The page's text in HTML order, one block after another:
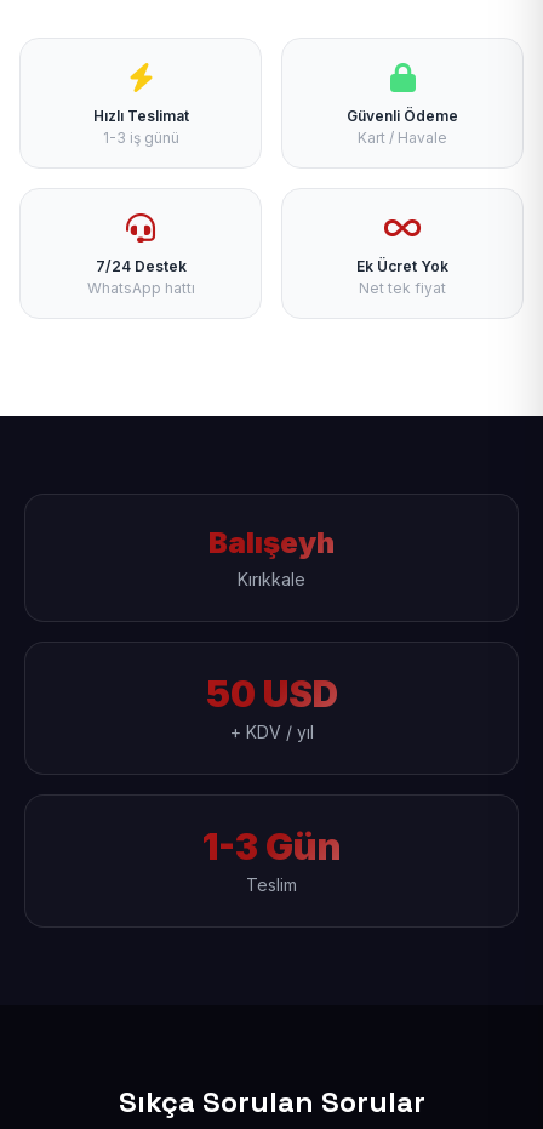
Hızlı Teslimat
1-3 iş günü
Güvenli Ödeme
Kart / Havale
7/24 Destek
WhatsApp hattı
Ek Ücret Yok
Net tek fiyat
Balışeyh
Kırıkkale
50 USD
+ KDV / yıl
1-3 Gün
Teslim
Sıkça Sorulan Sorular